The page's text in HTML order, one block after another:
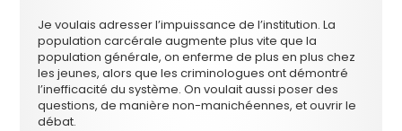
Je voulais adresser l’impuissance de l’institution. La
population carcérale augmente plus vite que la
population générale, on enferme de plus en plus chez
les jeunes, alors que les criminologues ont démontré
l’inefficacité du système. On voulait aussi poser des
questions, de manière non-manichéennes, et ouvrir le
débat.